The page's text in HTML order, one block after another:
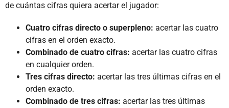
de cuántas cifras quiera acertar el jugador:
Cuatro cifras directo o superpleno: acertar las cuatro
cifras en el orden exacto.
Combinado de cuatro cifras: acertar las cuatro cifras
en cualquier orden.
Tres cifras directo: acertar las tres últimas cifras en el
orden exacto.
Combinado de tres cifras: acertar las tres últimas